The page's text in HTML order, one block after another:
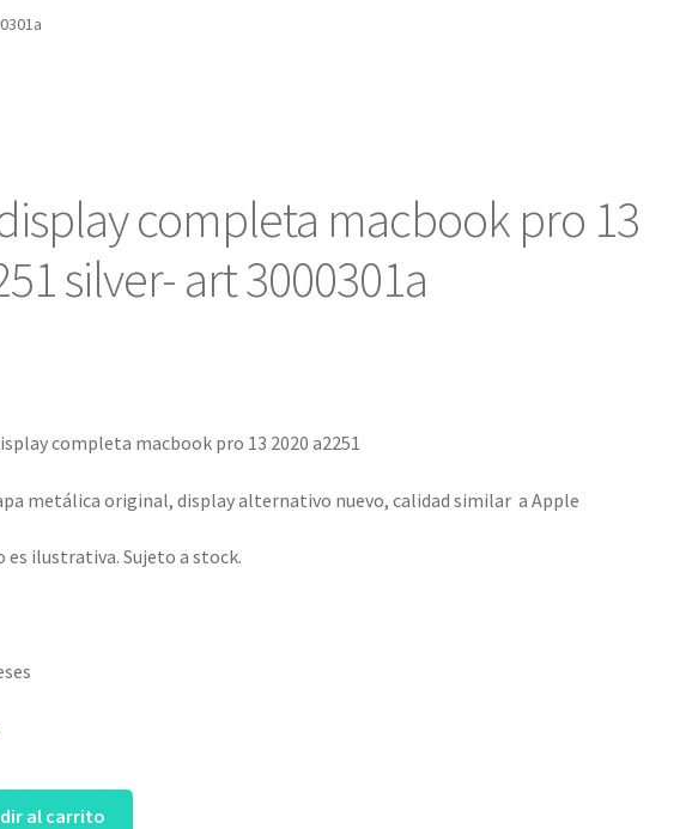
completa macbook pro 13
silver- art 3000301a
completa macbook pro 13 2020 a2251
metálica original, display alternativo nuevo, calidad similar a Apple
es ilustrativa. Sujeto a stock.
al carrito